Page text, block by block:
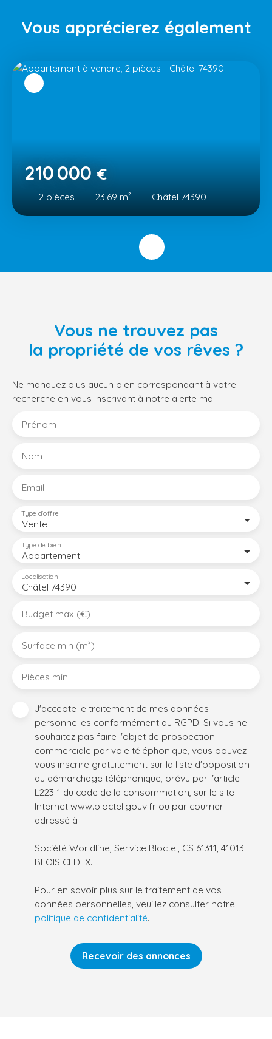
Vous apprécierez également
210 000€
2 pièces 23.69 m² Châtel 74390
Vous ne trouvez pas
la propriété de vos rêves ?
Ne manquez plus aucun bien correspondant à votre
recherche en vous inscrivant à notre alerte mail !
Prénom
Nom
Email
Vente
Type d'offre
Appartement
Type de bien
Châtel 74390
Localisation
Budget max (€)
Surface min (m²)
Pièces min
J'accepte le traitement de mes données
personnelles conformément au RGPD. Si vous ne
souhaitez pas faire l'objet de prospection
commerciale par voie téléphonique, vous pouvez
vous inscrire gratuitement sur la liste d'opposition
au démarchage téléphonique, prévu par l'article
L223-1 du code de la consommation, sur le site
Internet www.bloctel.gouv.fr ou par courrier
adressé à :
Société Worldline, Service Bloctel, CS 61311, 41013
BLOIS CEDEX.
Pour en savoir plus sur le traitement de vos
données personnelles, veuillez consulter notre
politique de confidentialité.
Recevoir des annonces